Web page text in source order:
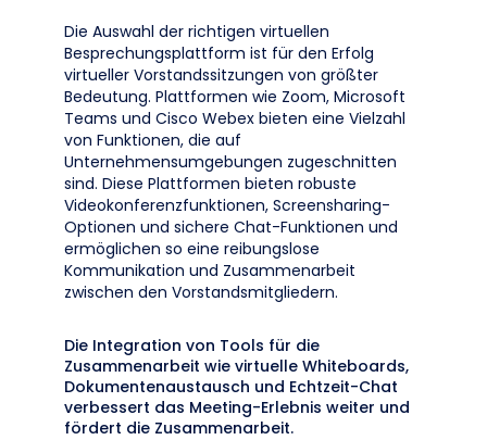
Die Auswahl der richtigen virtuellen
Besprechungsplattform ist für den Erfolg
virtueller Vorstandssitzungen von größter
Bedeutung. Plattformen wie Zoom, Microsoft
Teams und Cisco Webex bieten eine Vielzahl
von Funktionen, die auf
Unternehmensumgebungen zugeschnitten
sind. Diese Plattformen bieten robuste
Videokonferenzfunktionen, Screensharing-
Optionen und sichere Chat-Funktionen und
ermöglichen so eine reibungslose
Kommunikation und Zusammenarbeit
zwischen den Vorstandsmitgliedern.
Die Integration von Tools für die
Zusammenarbeit wie virtuelle Whiteboards,
Dokumentenaustausch und Echtzeit-Chat
verbessert das Meeting-Erlebnis weiter und
fördert die Zusammenarbeit.